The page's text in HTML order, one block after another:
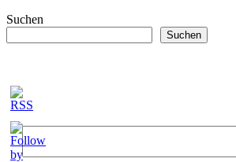
Suchen
Suchen